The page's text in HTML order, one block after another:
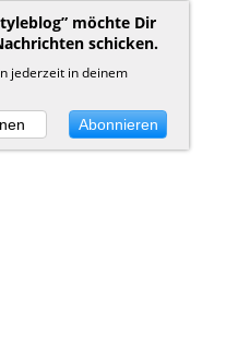
möchte Dir
schicken.
jederzeit in deinem
Abonnieren